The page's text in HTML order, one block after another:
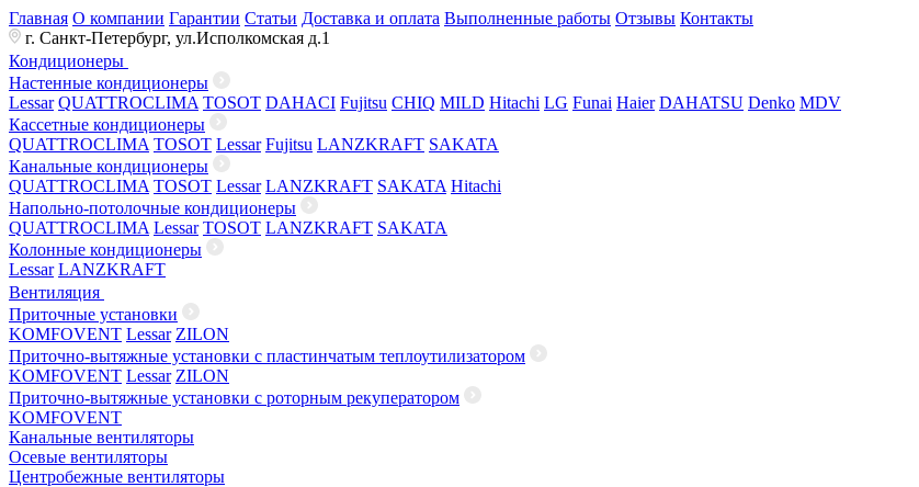
Главная О компании Гарантии Статьи Доставка и оплата Выполненные работы Отзывы Контакты
г. Санкт-Петербург, ул.Исполкомская д.1
Кондиционеры
Настенные кондиционеры
Lessar QUATTROCLIMA TOSOT DAHACI Fujitsu CHIQ MILD Hitachi LG Funai Haier DAHATSU Denko MDV
Кассетные кондиционеры
QUATTROCLIMA TOSOT Lessar Fujitsu LANZKRAFT SAKATA
Канальные кондиционеры
QUATTROCLIMA TOSOT Lessar LANZKRAFT SAKATA Hitachi
Напольно-потолочные кондиционеры
QUATTROCLIMA Lessar TOSOT LANZKRAFT SAKATA
Колонные кондиционеры
Lessar LANZKRAFT
Вентиляция
Приточные установки
KOMFOVENT Lessar ZILON
Приточно-вытяжные установки с пластинчатым теплоутилизатором
KOMFOVENT Lessar ZILON
Приточно-вытяжные установки с роторным рекуператором
KOMFOVENT
Канальные вентиляторы
Осевые вентиляторы
Центробежные вентиляторы